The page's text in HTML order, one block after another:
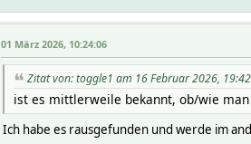
01 März 2026, 10:24:06
Zitat von: toggle1 am 16 Februar 2026,
ist es mittlerweile bekannt, ob/wie
Ich habe es rausgefunden und werde im